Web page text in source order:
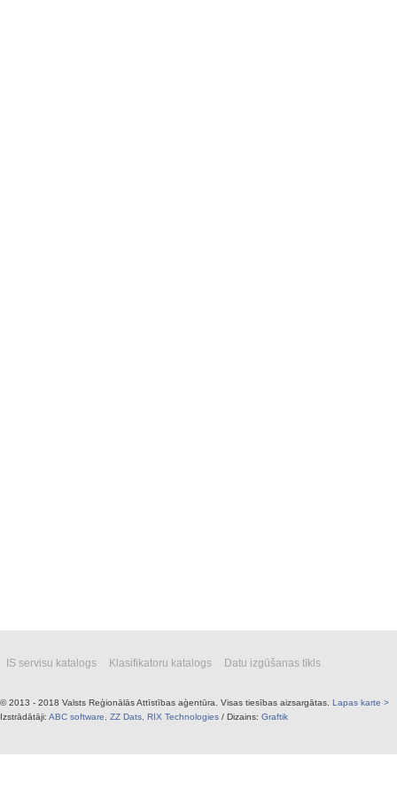
IS servisu katalogs Klasifikatoru katalogs Datu izgūšanas tīkls
© 2013 - 2018 Valsts Reģionālās Attīstības aģentūra. Visas tiesības aizsargātas. Lapas karte >
Izstrādātāji: ABC software, ZZ Dats, RIX Technologies / Dizains: Graftik